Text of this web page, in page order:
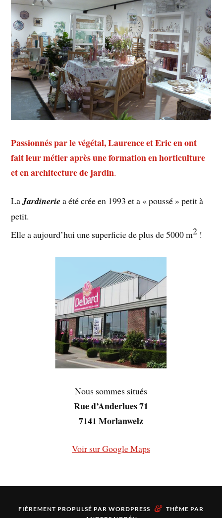
Passionnés par le végétal, Laurence et Eric en ont
fait leur métier après une formation en horticulture
et en architecture de jardin.
LaJardinerie a été crée en 1993 et a « poussé » petit à
petit.
Elle a aujourd’hui une superficie de plus de 5000 m2 !
Nous sommes situés
Rue d’Anderlues 71
7141 Morlanwelz
Voir sur Google Maps
FIÈREMENT PROPULSÉ PAR WORDPRESS & THÈME PAR